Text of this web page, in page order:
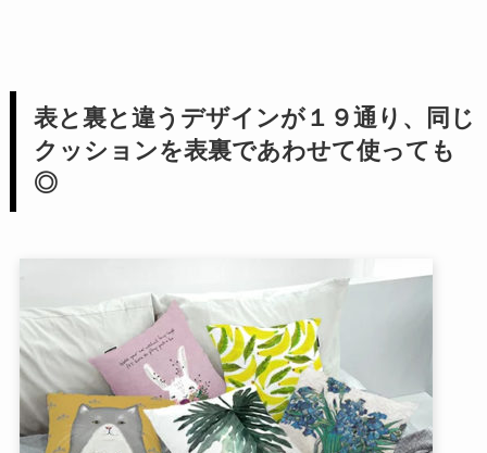
表と裏と違うデザインが１９通り、同じ
クッションを表裏であわせて使っても
◎